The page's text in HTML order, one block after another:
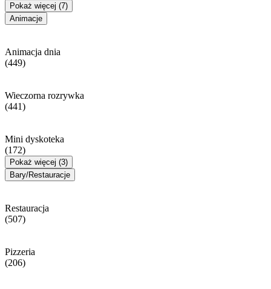
Pokaż więcej (7)
Animacje
Animacja dnia
(449)
Wieczorna rozrywka
(441)
Mini dyskoteka
(172)
Pokaż więcej (3)
Bary/Restauracje
Restauracja
(507)
Pizzeria
(206)